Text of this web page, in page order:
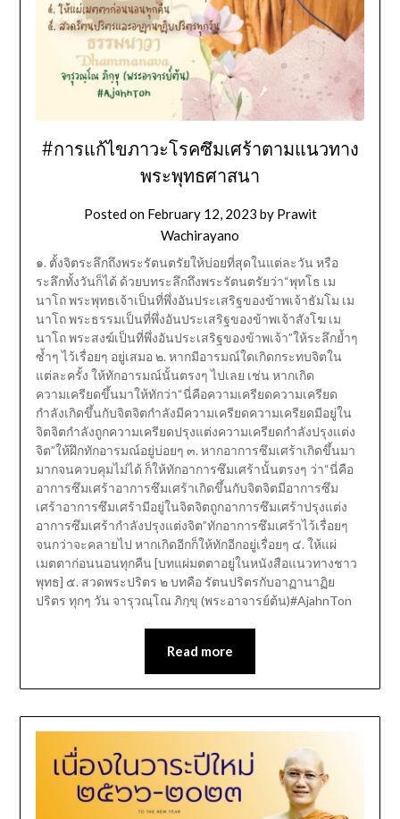
#การแก้ไขภาวะโรคซึมเศร้าตามแนวทาง
พระพุทธศาสนา
Posted on February 12, 2023 by Prawit
Wachirayano
๑. ตั้งจิตระลึกถึงพระรัตนตรัยให้บ่อยที่สุดในแต่ละวัน หรือ
ระลึกทั้งวันก็ได้ ด้วยบทระลึกถึงพระรัตนตรัยว่า“พุทโธ เม
นาโถ พระพุทธเจ้าเป็นที่พึ่งอันประเสริฐของข้าพเจ้าธัมโม เม
นาโถ พระธรรมเป็นที่พึ่งอันประเสริฐของข้าพเจ้าสังโฆ เม
นาโถ พระสงฆ์เป็นที่พึ่งอันประเสริฐของข้าพเจ้า”ให้ระลึกย้ำๆ
ซ้ำๆ ไว้เรื่อยๆ อยู่เสมอ ๒. หากมีอารมณ์ใดเกิดกระทบจิตใน
แต่ละครั้ง ให้ทักอารมณ์นั้นตรงๆ ไปเลย เช่น หากเกิด
ความเครียดขึ้นมาให้ทักว่า“นี่คือความเครียดความเครียด
กำลังเกิดขึ้นกับจิตจิตกำลังมีความเครียดความเครียดมีอยู่ใน
จิตจิตกำลังถูกความเครียดปรุงแต่งความเครียดกำลังปรุงแต่ง
จิต”ให้ฝึกทักอารมณ์อยู่บ่อยๆ ๓. หากอาการซึมเศร้าเกิดขึ้นมา
มากจนควบคุมไม่ได้ ก็ให้ทักอาการซึมเศร้านั้นตรงๆ ว่า“นี่คือ
อาการซึมเศร้าอาการซึมเศร้าเกิดขึ้นกับจิตจิตมีอาการซึม
เศร้าอาการซึมเศร้ามีอยู่ในจิตจิตถูกอาการซึมเศร้าปรุงแต่ง
อาการซึมเศร้ากำลังปรุงแต่งจิต”ทักอาการซึมเศร้าไว้เรื่อยๆ
จนกว่าจะคลายไป หากเกิดอีกก็ให้ทักอีกอยู่เรื่อยๆ ๔. ให้แผ่
เมตตาก่อนนอนทุกคืน [บทแผ่มตตาอยู่ในหนังสือแนวทางชาว
พุทธ] ๕. สวดพระปริตร ๒ บทคือ รัตนปริตรกับอาฏานาฏิย
ปริตร ทุกๆ วัน จารุวณฺโณ ภิกฺขุ (พระอาจารย์ต้น)#AjahnTon
Read more